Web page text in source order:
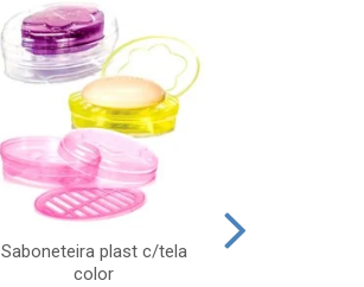
Saboneteira plast c/tela
color